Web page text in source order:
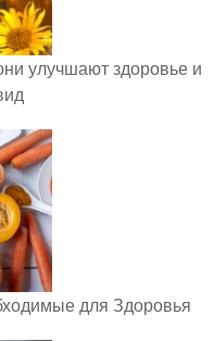
улучшают здоровье и
для Здоровья